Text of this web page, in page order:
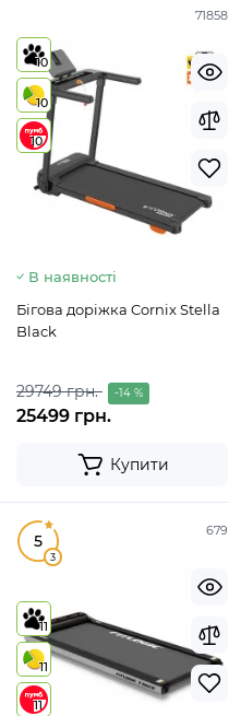
71858
10
10
10
В наявності
Бігова доріжка Cornix Stella
Black
29749 грн. -14 %
25499 грн.
Купити
679
5
3
11
11
11